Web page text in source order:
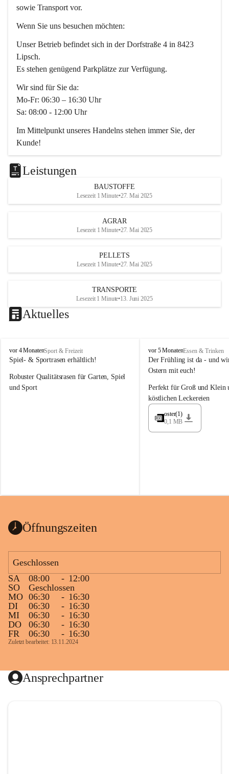
sowie Transport vor.
Wenn Sie uns besuchen möchten:
Unser Betrieb befindet sich in der Dorfstraße 4 in 8423
Lipsch.
Es stehen genügend Parkplätze zur Verfügung.
Wir sind für Sie da:
Mo-Fr: 06:30 – 16:30 Uhr
Sa: 08:00 - 12:00 Uhr
Im Mittelpunkt unseres Handelns stehen immer Sie, der
Kunde!
Das Team ist freundlich, motiviert und bestens geschult in
den Bereichen
Beratung, Lager sowie Transport. Für alle Ihre Anliegen
finden wir eine individuelle Lösung.
office@mayer-lipsch.at
Leistungen
BAUSTOFFE
Lesezeit 1 Minute•27. Mai 2025
AGRAR
Lesezeit 1 Minute•27. Mai 2025
PELLETS
Lesezeit 1 Minute•27. Mai 2025
TRANSPORTE
Lesezeit 1 Minute•13. Juni 2025
Aktuelles
M
a
e
r
vor 4 MonatenSport & Freizeit
Spiel- & Sportrasen erhältlich!
Robuster Qualitätsrasen für Garten, Spiel
und Sport
M
a
y
r
G
ü
e
vor 5 MonatenEssen & Trinken
Der Frühling ist da - und
Ostern mit euch!
Perfekt für Groß und Klein
köstlichen Leckereien
oster(1)
0,1 MB
Öffnungszeiten
Geschlossen
SA
08:00 - 12:00
SO
Geschlossen
MO 06:30 - 16:30
DI
06:30 - 16:30
MI
06:30 - 16:30
DO
06:30 - 16:30
FR
06:30 - 16:30
Zuletzt bearbeitet: 13.11.2024
Ansprechpartner